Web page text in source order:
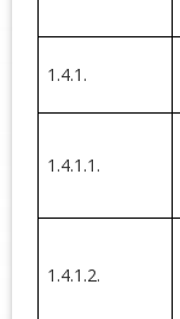
1.4.1.
1.4.1.1.
1.4.1.2.